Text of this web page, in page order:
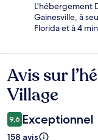
L'hébergement
Gainesville, à
Florida et à 4
Avis
Avis sur
Village
9,6 Exceptionnel
158 avis